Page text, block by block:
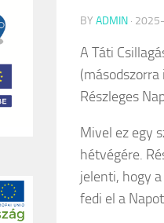
BY ADMIN ·
A Táti
(másodszorra
Részleges
Mivel ez egy
hétvégére.
jelenti, hogy
fedi el a